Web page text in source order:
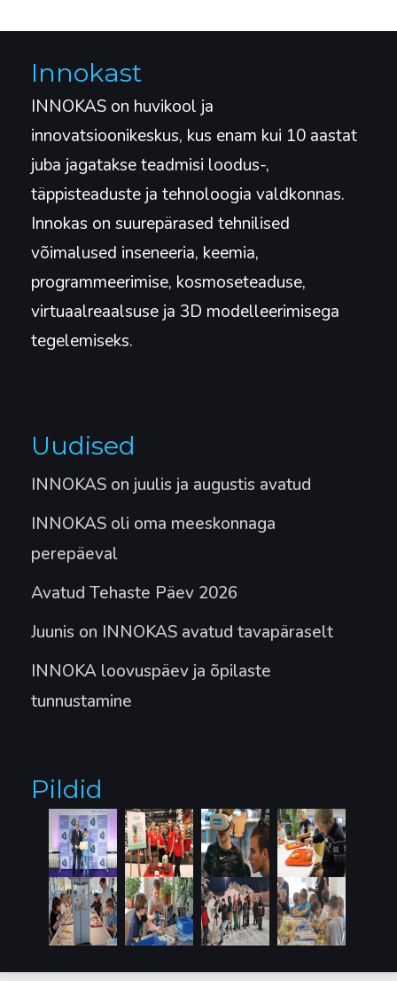
Innokast
INNOKAS on huvikool ja
innovatsioonikeskus, kus enam kui 10 aastat
juba jagatakse teadmisi loodus-,
täppisteaduste ja tehnoloogia valdkonnas.
Innokas on suurepärased tehnilised
võimalused inseneeria, keemia,
programmeerimise, kosmoseteaduse,
virtuaalreaalsuse ja 3D modelleerimisega
tegelemiseks.
Uudised
INNOKAS on juulis ja augustis avatud
INNOKAS oli oma meeskonnaga
perepäeval
Avatud Tehaste Päev 2026
Juunis on INNOKAS avatud tavapäraselt
INNOKA loovuspäev ja õpilaste
tunnustamine
Pildid